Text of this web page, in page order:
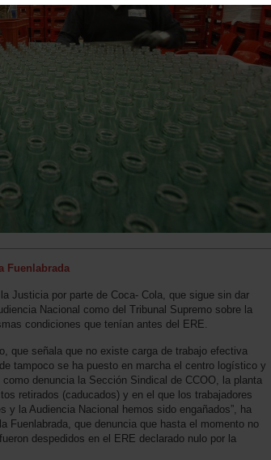
Fuenlabrada
Justicia por parte de Coca- Cola, que sigue sin dar
Nacional como del Tribunal Supremo sobre la
condiciones que tenían antes del ERE.
que señala que no existe carga de trabajo efectiva
tampoco se ha puesto en marcha el centro logístico y
denuncia la Sección Sindical de CCOO, la planta
retirados (caducados) y en el que los trabajadores
y la Audiencia Nacional hemos sido engañados”, ha
Fuenlabrada, que denuncia que hasta el momento no
despedidos en el ERE declarado nulo por la